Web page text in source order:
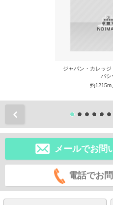
ジャパン・カレッ
パシ
約1215m
メールでお問
電話でお